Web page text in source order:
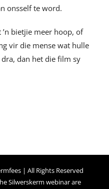
onsself te word.
bietjie meer hoop, of
vir die mense wat hulle
dan het die film sy
| All Rights Reserved
Silwerskerm webinar are